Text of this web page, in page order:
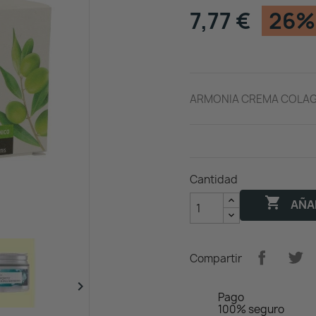

7,77 €
ARMONIA CREMA
Cantidad

Compartir
Pago
100% seguro